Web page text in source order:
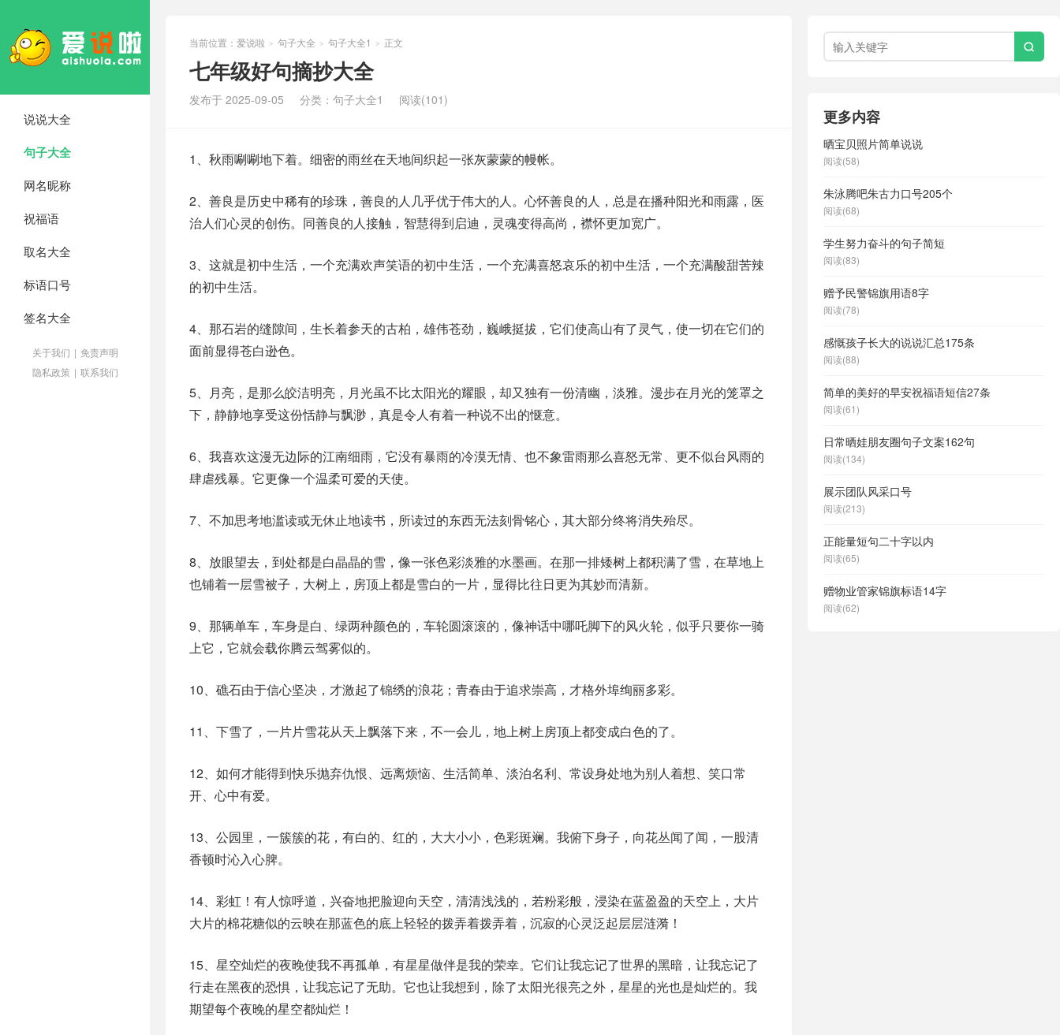
说说大全
句子大全
网名昵称
祝福语
取名大全
标语口号
签名大全
关于我们 | 免责声明
隐私政策 | 联系我们
当前位置： 爱说啦 > 句子大全 > 句子大全1 > 正文
七年级好句摘抄大全
发布于 2025-09-05 分类： 句子大全1 阅读(101)
1、秋雨唰唰地下着。细密的雨丝在天地间织起一张灰蒙蒙的幔帐。
2、善良是历史中稀有的珍珠，善良的人几乎优于伟大的人。心怀善良的人，总是在播种阳光和雨露，医
治人们心灵的创伤。同善良的人接触，智慧得到启迪，灵魂变得高尚，襟怀更加宽广。
3、这就是初中生活，一个充满欢声笑语的初中生活，一个充满喜怒哀乐的初中生活，一个充满酸甜苦辣
的初中生活。
4、那石岩的缝隙间，生长着参天的古柏，雄伟苍劲，巍峨挺拔，它们使高山有了灵气，使一切在它们的
面前显得苍白逊色。
5、月亮，是那么皎洁明亮，月光虽不比太阳光的耀眼，却又独有一份清幽，淡雅。漫步在月光的笼罩之
下，静静地享受这份恬静与飘渺，真是令人有着一种说不出的惬意。
6、我喜欢这漫无边际的江南细雨，它没有暴雨的冷漠无情、也不象雷雨那么喜怒无常、更不似台风雨的
肆虐残暴。它更像一个温柔可爱的天使。
7、不加思考地滥读或无休止地读书，所读过的东西无法刻骨铭心，其大部分终将消失殆尽。
8、放眼望去，到处都是白晶晶的雪，像一张色彩淡雅的水墨画。在那一排矮树上都积满了雪，在草地上
也铺着一层雪被子，大树上，房顶上都是雪白的一片，显得比往日更为其妙而清新。
9、那辆单车，车身是白、绿两种颜色的，车轮圆滚滚的，像神话中哪吒脚下的风火轮，似乎只要你一骑
上它，它就会载你腾云驾雾似的。
10、礁石由于信心坚决，才激起了锦绣的浪花；青春由于追求崇高，才格外埠绚丽多彩。
11、下雪了，一片片雪花从天上飘落下来，不一会儿，地上树上房顶上都变成白色的了。
12、如何才能得到快乐抛弃仇恨、远离烦恼、生活简单、淡泊名利、常设身处地为别人着想、笑口常
开、心中有爱。
13、公园里，一簇簇的花，有白的、红的，大大小小，色彩斑斓。我俯下身子，向花丛闻了闻，一股清
香顿时沁入心脾。
14、彩虹！有人惊呼道，兴奋地把脸迎向天空，清清浅浅的，若粉彩般，浸染在蓝盈盈的天空上，大片
大片的棉花糖似的云映在那蓝色的底上轻轻的拨弄着拨弄着，沉寂的心灵泛起层层涟漪！
15、星空灿烂的夜晚使我不再孤单，有星星做伴是我的荣幸。它们让我忘记了世界的黑暗，让我忘记了
行走在黑夜的恐惧，让我忘记了无助。它也让我想到，除了太阳光很亮之外，星星的光也是灿烂的。我
期望每个夜晚的星空都灿烂！

更多内容
晒宝贝照片简单说说
阅读(58)
朱泳腾吧朱古力口号205个
阅读(68)
学生努力奋斗的句子简短
阅读(83)
赠予民警锦旗用语8字
阅读(78)
感慨孩子长大的说说汇总175条
阅读(88)
简单的美好的早安祝福语短信27条
阅读(61)
日常晒娃朋友圈句子文案162句
阅读(134)
展示团队风采口号
阅读(213)
正能量短句二十字以内
阅读(65)
赠物业管家锦旗标语14字
阅读(62)